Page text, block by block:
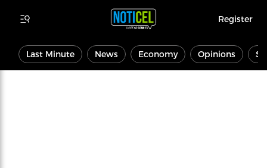
Register
Last Minute News Economy Opinions